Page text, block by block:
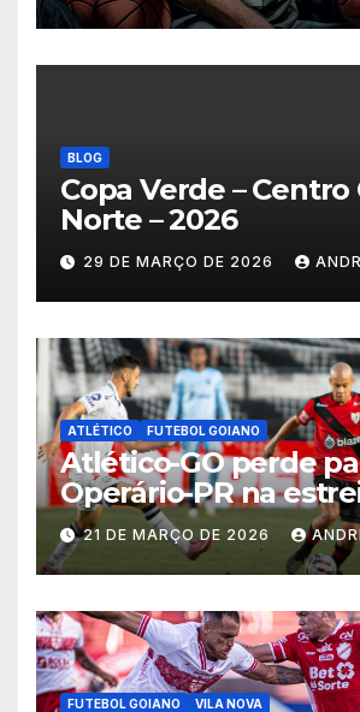
BLOG
Copa Verde – Centro
Norte – 2026
29 DE MARÇO DE 2026
ATLÉTICO FUTEBOL GOIANO
Atlético-GO perde
Operário-PR na
começa sob pressão
2026
21 DE MARÇO DE 2026
FUTEBOL GOIANO VILA NOVA